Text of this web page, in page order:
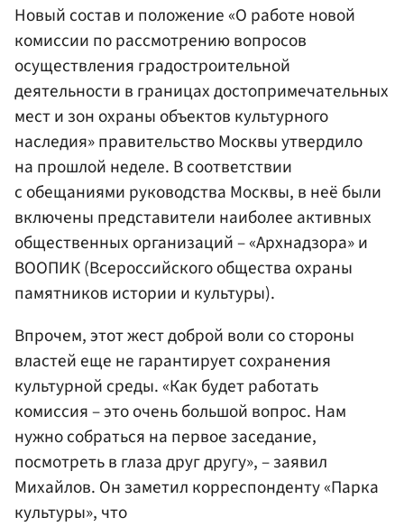
Новый состав и положение «О работе новой
комиссии по рассмотрению вопросов
осуществления градостроительной
деятельности в границах достопримечательных
мест и зон охраны объектов культурного
наследия» правительство Москвы утвердило
на прошлой неделе. В соответствии
с обещаниями руководства Москвы, в неё были
включены представители наиболее активных
общественных организаций – «Архнадзора» и
ВООПИК (Всероссийского общества охраны
памятников истории и культуры).
Впрочем, этот жест доброй воли со стороны
властей еще не гарантирует сохранения
культурной среды. «Как будет работать
комиссия – это очень большой вопрос. Нам
нужно собраться на первое заседание,
посмотреть в глаза друг другу», – заявил
Михайлов. Он заметил корреспонденту «Парка
культуры», что